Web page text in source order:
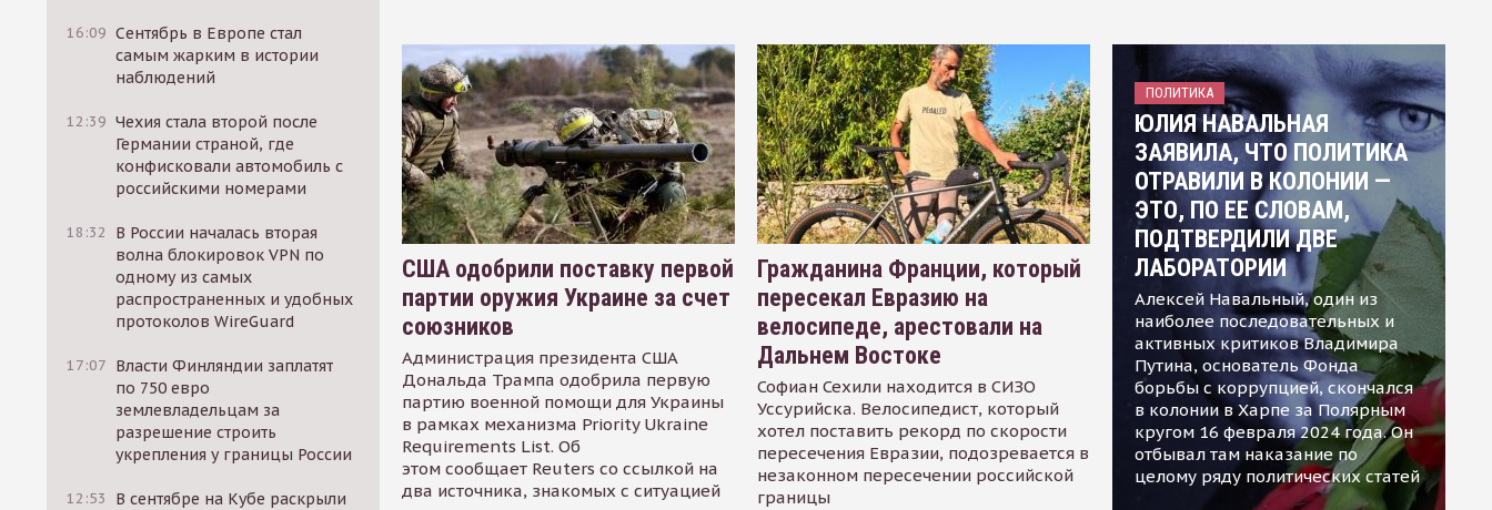
16:09 Сентябрь в Европе стал
самым жарким в истории
наблюдений
12:39 Чехия стала второй после
Германии страной, где
конфисковали автомобиль с
российскими номерами
18:32
В России началась вторая
волна блокировок VPN по
одному из самых
распространенных и удобных
протоколов WireGuard
17:07 Власти Финляндии заплатят
по 750 евро
землевладельцам за
разрешение строить
укрепления у границы России
12:53
В сентябре на Кубе раскрыли
США одобрили поставку первой
партии оружия Украине за счет
союзников
Администрация президента США
Дональда Трампа одобрила первую
партию военной помощи для Украины
в рамках механизма Priority Ukraine
Requirements List. Об
этом сообщает Reuters со ссылкой на
два источника, знакомых с ситуацией
Гражданина Франции, который
пересекал Евразию на
велосипеде, арестовали на
Дальнем Востоке
Софиан Сехили находится в СИЗО
Уссурийска. Велосипедист, который
хотел поставить рекорд по скорости
пересечения Евразии, подозревается в
незаконном пересечении российской
границы
ПОЛИТИКА
ЮЛИЯ НАВАЛЬНАЯ
ЗАЯВИЛА, ЧТО ПОЛИТИКА
ОТРАВИЛИ В КОЛОНИИ —
ЭТО, ПО ЕЕ СЛОВАМ,
ПОДТВЕРДИЛИ ДВЕ
ЛАБОРАТОРИИ
Алексей Навальный, один из
наиболее последовательных и
активных критиков Владимира
Путина, основатель Фонда
борьбы с коррупцией, скончался
в колонии в Харпе за Полярным
кругом 16 февраля 2024 года. Он
отбывал там наказание по
целому ряду политических статей